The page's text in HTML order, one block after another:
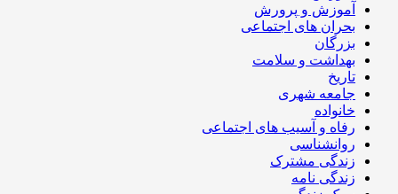
آموزش و پرورش
بحران های اجتماعی
بزرگان
بهداشت و سلامت
تاریخ
جامعه شهری
خانواده
رفاه و آسیب های اجتماعی
روانشناسی
زندگی مشترک
زندگی نامه